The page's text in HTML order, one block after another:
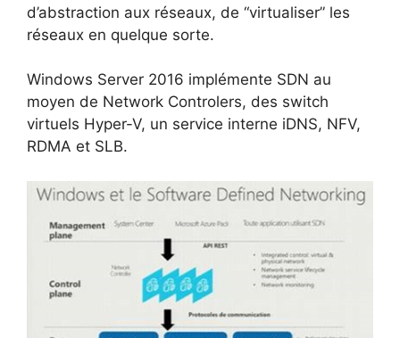
d’abstraction aux réseaux, de “virtualiser” les
réseaux en quelque sorte.
Windows Server 2016 implémente SDN au
moyen de Network Controlers, des switch
virtuels Hyper-V, un service interne iDNS, NFV,
RDMA et SLB.